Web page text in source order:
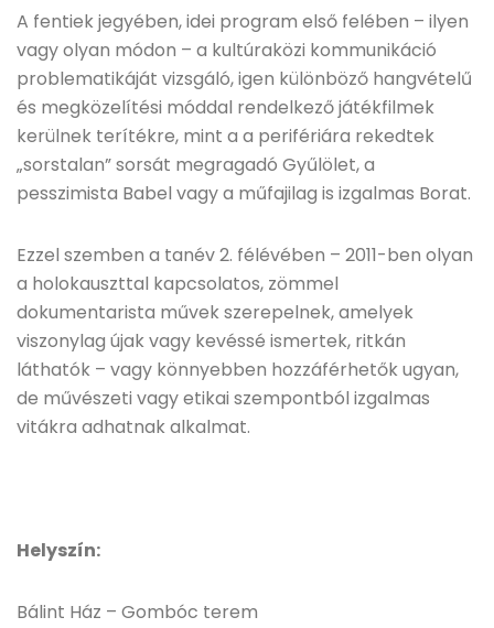
A fentiek jegyében, idei program első felében – ilyen
vagy olyan módon – a kultúraközi kommunikáció
problematikáját vizsgáló, igen különböző hangvételű
és megközelítési móddal rendelkező játékfilmek
kerülnek terítékre, mint a a perifériára rekedtek
„sorstalan” sorsát megragadó Gyűlölet, a
pesszimista Babel vagy a műfajilag is izgalmas Borat.
Ezzel szemben a tanév 2. félévében – 2011-ben olyan
a holokauszttal kapcsolatos, zömmel
dokumentarista művek szerepelnek, amelyek
viszonylag újak vagy kevéssé ismertek, ritkán
láthatók – vagy könnyebben hozzáférhetők ugyan,
de művészeti vagy etikai szempontból izgalmas
vitákra adhatnak alkalmat.
Helyszín:
Bálint Ház – Gombóc terem